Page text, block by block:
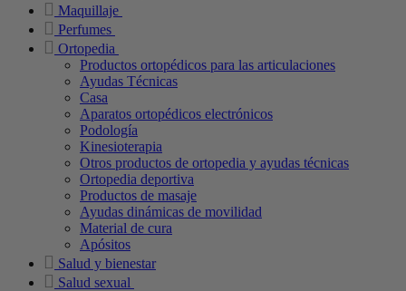
Maquillaje
Perfumes
Ortopedia
Productos ortopédicos para las articulaciones
Ayudas Técnicas
Casa
Aparatos ortopédicos electrónicos
Podología
Kinesioterapia
Otros productos de ortopedia y ayudas técnicas
Ortopedia deportiva
Productos de masaje
Ayudas dinámicas de movilidad
Material de cura
Apósitos
Salud y bienestar
Salud sexual